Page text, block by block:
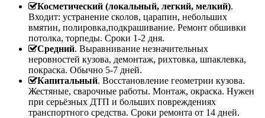
Косметический (локальный, легкий, мелкий).
Входит: устранение сколов, царапин, небольших
вмятин, полировка,подкрашивание. Ремонт обшивки
потолка, торпеды. Сроки 1-2 дня.
Средний. Выравнивание незначительных
неровностей кузова, демонтаж, рихтовка, шпаклевка,
покраска. Обычно 5-7 дней.
Капитальный. Восстановление геометрии кузова.
Жестяные, сварочные работы. Монтаж, окраска. Нужен
при серьёзных ДТП и больших повреждениях
транспортного средства. Сроки ремонта от 14 дней.